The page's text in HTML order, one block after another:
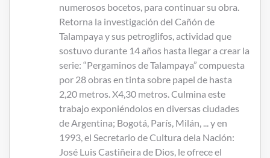
numerosos bocetos, para continuar su obra.
Retorna la investigación del Cañón de
Talampaya y sus petroglifos, actividad que
sostuvo durante 14 años hasta llegar a crear la
serie: “Pergaminos de Talampaya” compuesta
por 28 obras en tinta sobre papel de hasta
2,20 metros. X4,30 metros. Culmina este
trabajo exponiéndolos en diversas ciudades
de Argentina; Bogotá, París, Milán, ... y en
1993, el Secretario de Cultura dela Nación:
José Luis Castiñeira de Dios, le ofrece el